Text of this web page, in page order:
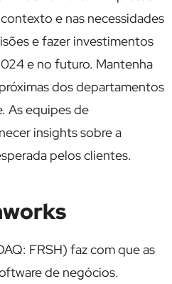
e nas necessidades
e fazer investimentos
e no futuro. Mantenha
dos departamentos
As equipes de
insights sobre a
pelos clientes.
FRSH) faz com que as
de negócios.